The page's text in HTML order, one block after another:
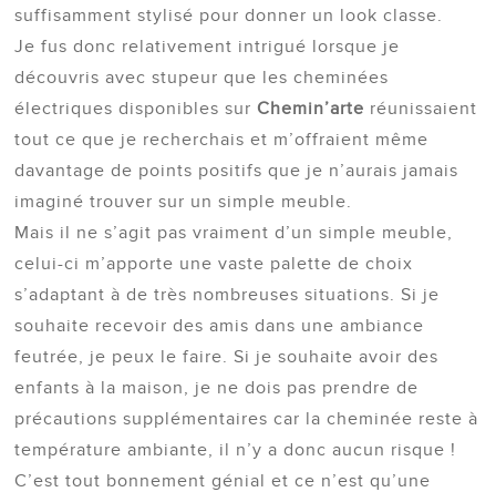
suffisamment stylisé pour donner un look classe.
Je fus donc relativement intrigué lorsque je
découvris avec stupeur que les cheminées
électriques disponibles sur Chemin’arte réunissaient
tout ce que je recherchais et m’offraient même
davantage de points positifs que je n’aurais jamais
imaginé trouver sur un simple meuble.
Mais il ne s’agit pas vraiment d’un simple meuble,
celui-ci m’apporte une vaste palette de choix
s’adaptant à de très nombreuses situations. Si je
souhaite recevoir des amis dans une ambiance
feutrée, je peux le faire. Si je souhaite avoir des
enfants à la maison, je ne dois pas prendre de
précautions supplémentaires car la cheminée reste à
température ambiante, il n’y a donc aucun risque !
C’est tout bonnement génial et ce n’est qu’une